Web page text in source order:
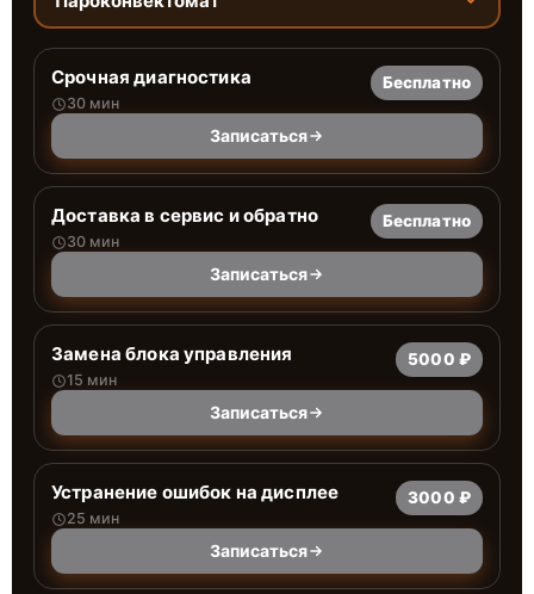
Срочная диагностика
30 мин
Бесплатно
Записаться
Доставка в сервис и обратно
30 мин
Бесплатно
Записаться
Замена блока управления
15 мин
5000 ₽
Записаться
Устранение ошибок на дисплее
25 мин
3000 ₽
Записаться